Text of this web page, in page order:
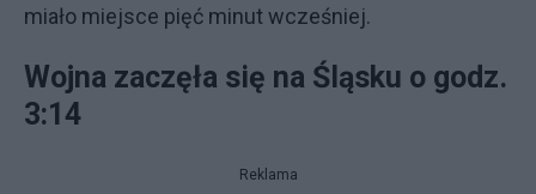
miało miejsce pięć minut wcześniej.
Wojna zaczęła się na Śląsku o godz.
3:14
Reklama